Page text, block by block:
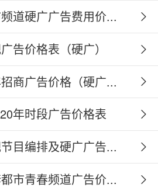
道硬广广告费用价...
告价格表（硬广）
商广告价格（硬广...
年时段广告价格表
目编排及硬广广告...
市青春频道广告价...